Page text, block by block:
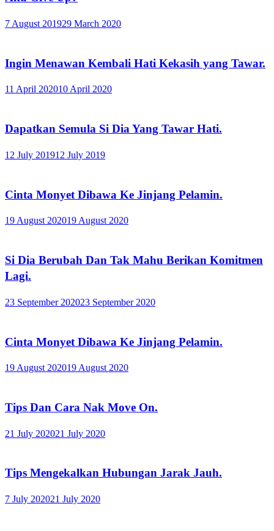
7 August 201929 March 2020
Ingin Menawan Kembali Hati Kekasih yang Tawar.
11 April 202010 April 2020
Dapatkan Semula Si Dia Yang Tawar Hati.
12 July 201912 July 2019
Cinta Monyet Dibawa Ke Jinjang Pelamin.
19 August 202019 August 2020
Si Dia Berubah Dan Tak Mahu Berikan Komitmen
Lagi.
23 September 202023 September 2020
Cinta Monyet Dibawa Ke Jinjang Pelamin.
19 August 202019 August 2020
Tips Dan Cara Nak Move On.
21 July 202021 July 2020
Tips Mengekalkan Hubungan Jarak Jauh.
7 July 202021 July 2020